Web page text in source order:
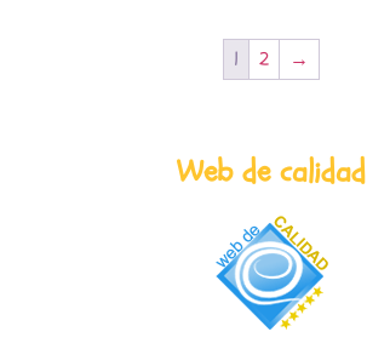
1 2 →
Web de calidad